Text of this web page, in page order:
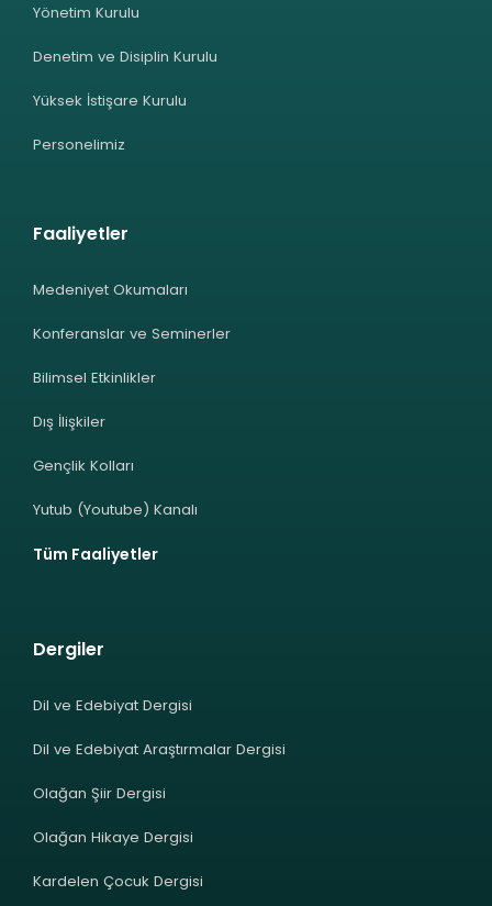
Yönetim Kurulu
Denetim ve Disiplin Kurulu
Yüksek İstişare Kurulu
Personelimiz
Faaliyetler
Medeniyet Okumaları
Konferanslar ve Seminerler
Bilimsel Etkinlikler
Dış İlişkiler
Gençlik Kolları
Yutub (Youtube) Kanalı
Tüm Faaliyetler
Dergiler
Dil ve Edebiyat Dergisi
Dil ve Edebiyat Araştırmalar Dergisi
Olağan Şiir Dergisi
Olağan Hikaye Dergisi
Kardelen Çocuk Dergisi